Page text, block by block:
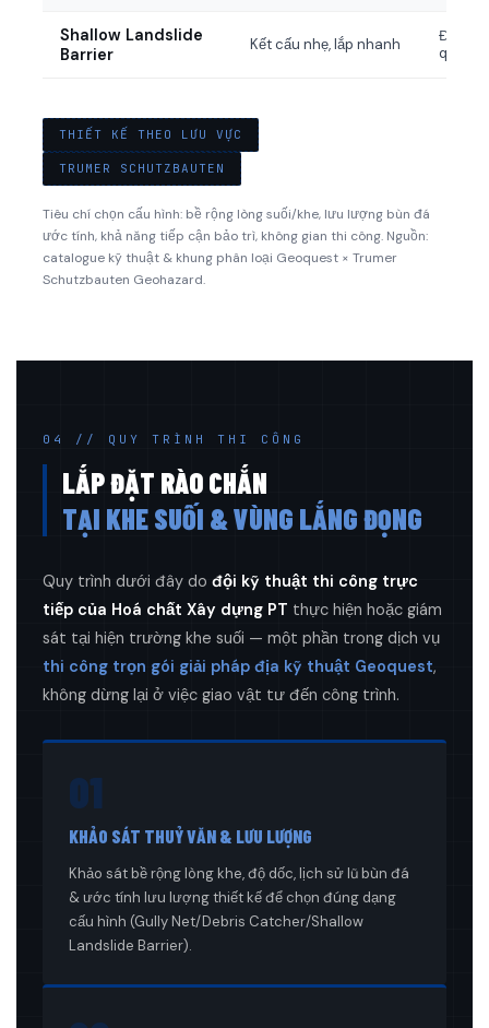
Shallow Landslide
Barrier
Kết cấu nhẹ, lắp nhanh
Địa
quy
THIẾT KẾ THEO LƯU VỰC
TRUMER SCHUTZBAUTEN
Tiêu chí chọn cấu hình: bề rộng lòng suối/khe, lưu lượng bùn đá
ước tính, khả năng tiếp cận bảo trì, không gian thi công. Nguồn:
catalogue kỹ thuật & khung phân loại Geoquest × Trumer
Schutzbauten Geohazard.
04 // QUY TRÌNH THI CÔNG
LẮP ĐẶT RÀO CHẮN
TẠI KHE SUỐI & VÙNG LẮNG ĐỌNG
Quy trình dưới đây do đội kỹ thuật thi công trực
tiếp của Hoá chất Xây dựng PT thực hiện hoặc giám
sát tại hiện trường khe suối — một phần trong dịch vụ
thi công trọn gói giải pháp địa kỹ thuật Geoquest,
không dừng lại ở việc giao vật tư đến công trình.
01
KHẢO SÁT THUỶ VĂN & LƯU LƯỢNG
Khảo sát bề rộng lòng khe, độ dốc, lịch sử lũ bùn đá
& ước tính lưu lượng thiết kế để chọn đúng dạng
cấu hình (Gully Net/Debris Catcher/Shallow
Landslide Barrier).